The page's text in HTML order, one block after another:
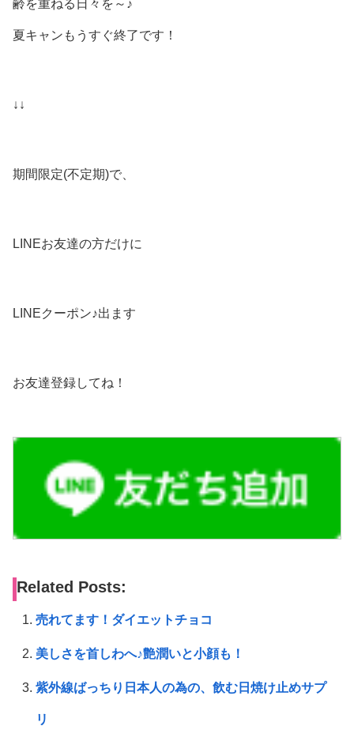
齢を重ねる日々を～♪
夏キャンもうすぐ終了です！
↓↓
期間限定(不定期)で、
LINEお友達の方だけに
LINEクーポン♪出ます
お友達登録してね！
Related Posts:
売れてます！ダイエットチョコ
美しさを首しわへ♪艶潤いと小顔も！
紫外線ばっちり日本人の為の、飲む日焼け止めサプ
リ